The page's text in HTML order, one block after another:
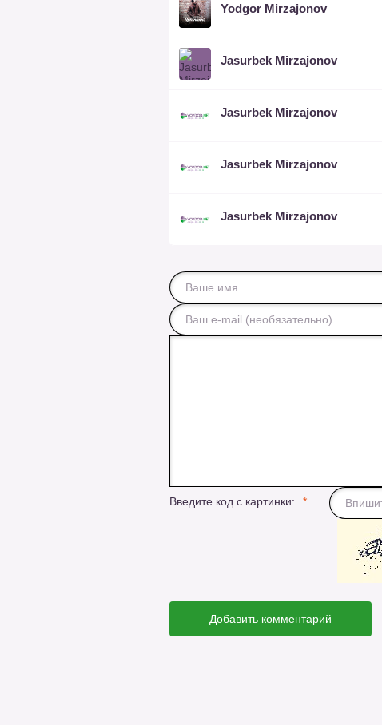
Yodgor Mirzajonov
Jasurbek Mirzajonov
Jasurbek Mirzajonov
Jasurbek Mirzajonov
Jasurbek Mirzajonov
Введите код с картинки:
Добавить комментарий